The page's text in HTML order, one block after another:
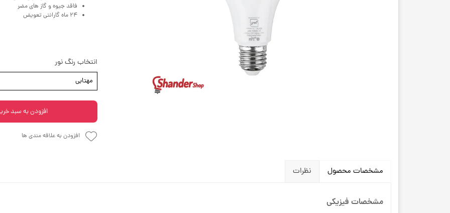
فاقد جیوه و گاز های مضر
24 ماه گارانتی تعویض
انتخاب رنگ نور
مهتابی
افزودن به سبد
افزودن به علاقه مندی ها
مشخصات محصول نظرات
مشخصات فیزیکی